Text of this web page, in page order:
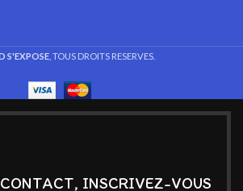
S'EXPOSE , TOUS DROITS RESERVES.
INSCRIVEZ-VOUS